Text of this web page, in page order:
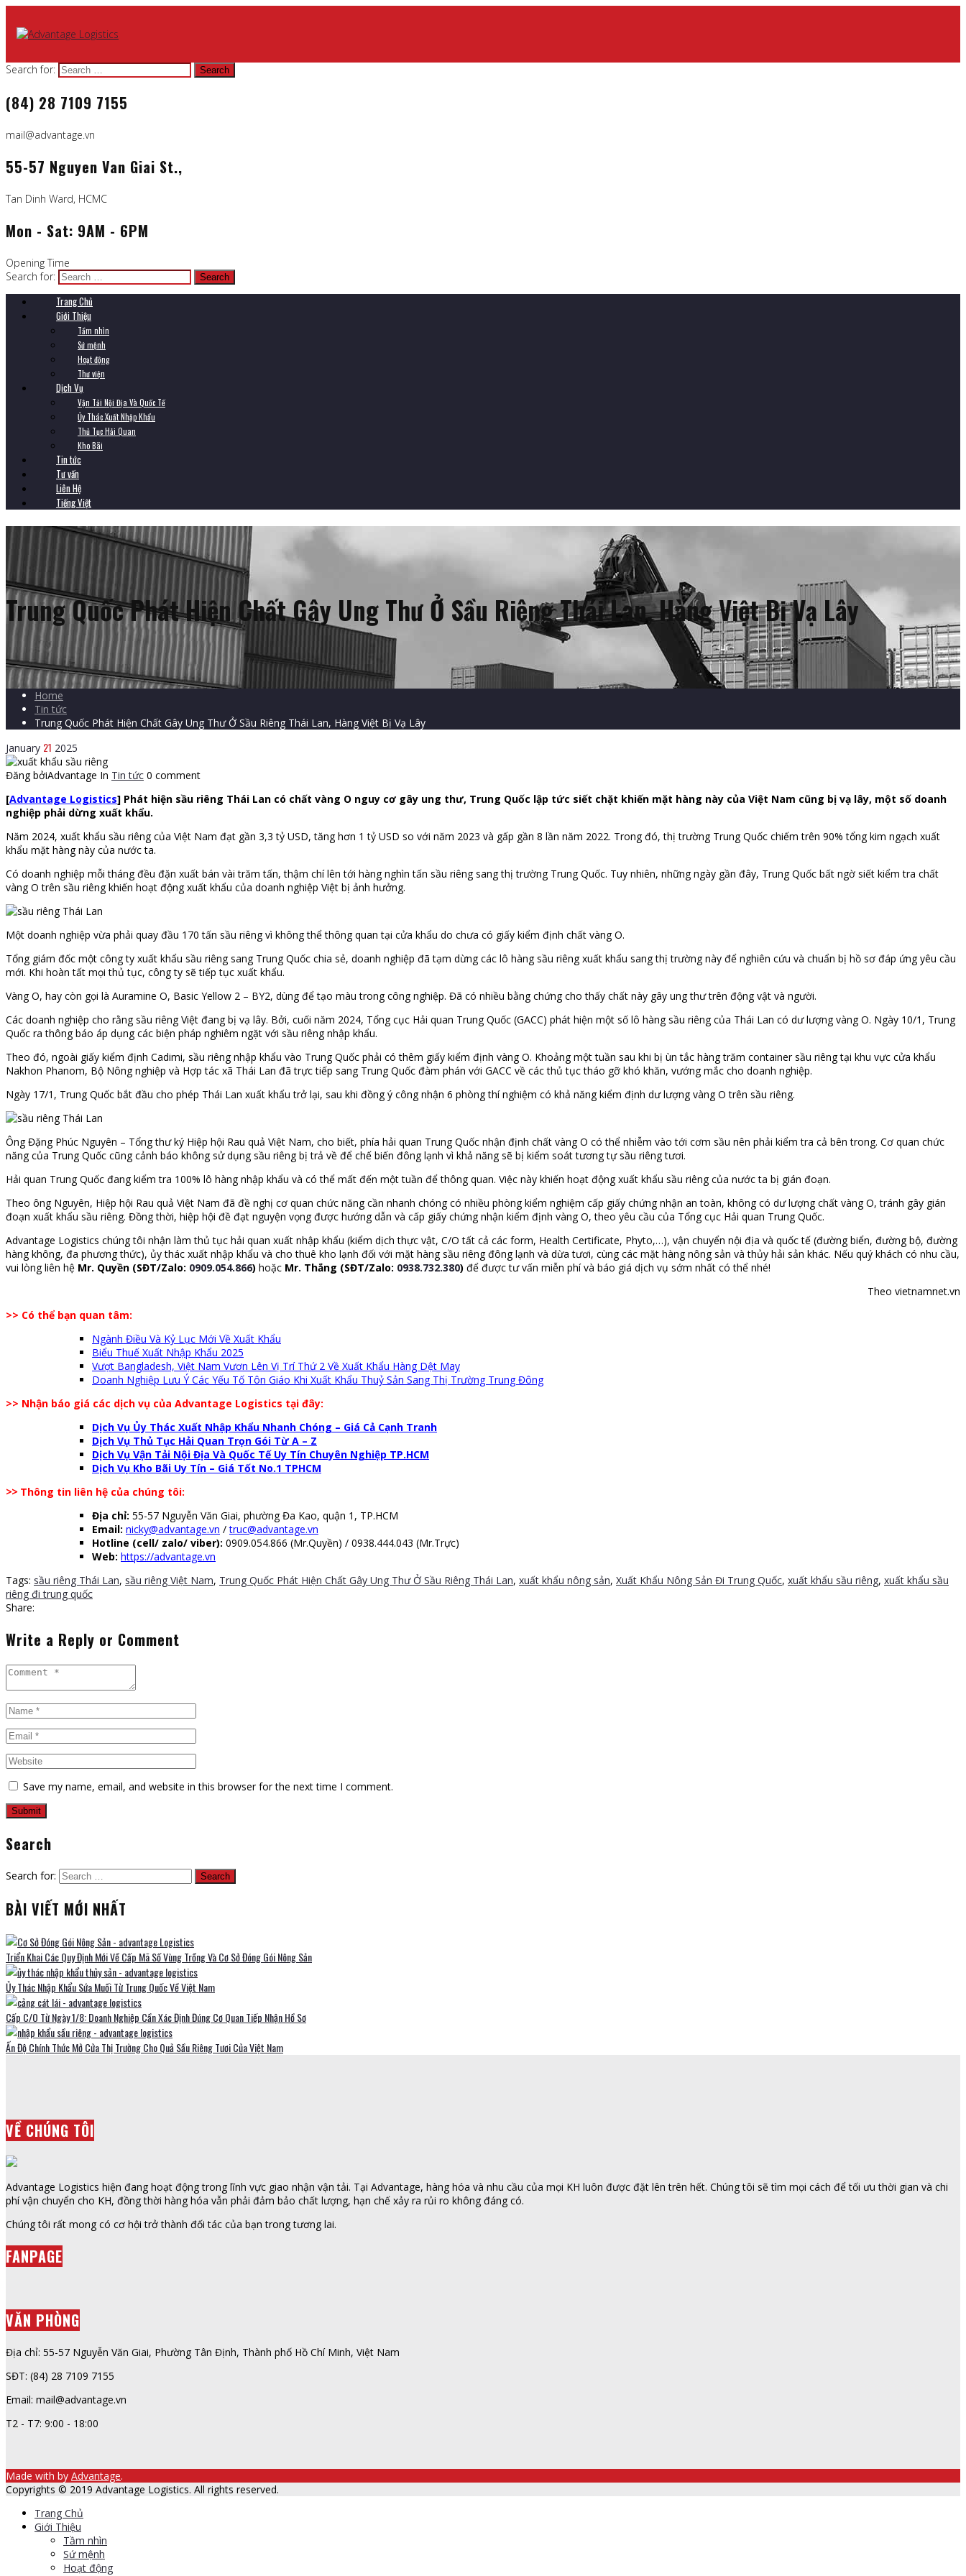
Search for:
(84) 28 7109 7155
mail@advantage.vn
55-57 Nguyen Van Giai St.,
Tan Dinh Ward, HCMC
Mon - Sat: 9AM - 6PM
Opening Time
Search for:
Trang Chủ
Giới Thiệu
Tầm nhìn
Sứ mệnh
Hoạt động
Thư viện
Dịch Vụ
Vận Tải Nội Địa Và Quốc Tế
Ủy Thác Xuất Nhập Khẩu
Thủ Tục Hải Quan
Kho Bãi
Tin tức
Tư vấn
Liên Hệ
Tiếng Việt
Trung Quốc Phát Hiện Chất Gây Ung Thư Ở Sầu Riêng Thái Lan, Hàng Việt Bị Vạ Lây
Home
Tin tức
Trung Quốc Phát Hiện Chất Gây Ung Thư Ở Sầu Riêng Thái Lan, Hàng Việt Bị Vạ Lây
January 21 2025
Đăng bởiAdvantage In Tin tức 0 comment
[Advantage Logistics] Phát hiện sầu riêng Thái Lan có chất vàng O nguy cơ gây ung thư, Trung Quốc lập tức siết chặt khiến mặt hàng này của Việt Nam cũng bị vạ lây, một số doanh
nghiệp phải dừng xuất khẩu.
Năm 2024, xuất khẩu sầu riêng của Việt Nam đạt gần 3,3 tỷ USD, tăng hơn 1 tỷ USD so với năm 2023 và gấp gần 8 lần năm 2022. Trong đó, thị trường Trung Quốc chiếm trên 90% tổng kim ngạch xuất
khẩu mặt hàng này của nước ta.
Có doanh nghiệp mỗi tháng đều đặn xuất bán vài trăm tấn, thậm chí lên tới hàng nghìn tấn sầu riêng sang thị trường Trung Quốc. Tuy nhiên, những ngày gần đây, Trung Quốc bất ngờ siết kiểm tra chất
vàng O trên sầu riêng khiến hoạt động xuất khẩu của doanh nghiệp Việt bị ảnh hưởng.
Một doanh nghiệp vừa phải quay đầu 170 tấn sầu riêng vì không thể thông quan tại cửa khẩu do chưa có giấy kiểm định chất vàng O.
Tổng giám đốc một công ty xuất khẩu sầu riêng sang Trung Quốc chia sẻ, doanh nghiệp đã tạm dừng các lô hàng sầu riêng xuất khẩu sang thị trường này để nghiên cứu và chuẩn bị hồ sơ đáp ứng yêu cầu
mới. Khi hoàn tất mọi thủ tục, công ty sẽ tiếp tục xuất khẩu.
Vàng O, hay còn gọi là Auramine O, Basic Yellow 2 – BY2, dùng để tạo màu trong công nghiệp. Đã có nhiều bằng chứng cho thấy chất này gây ung thư trên động vật và người.
Các doanh nghiệp cho rằng sầu riêng Việt đang bị vạ lây. Bởi, cuối năm 2024, Tổng cục Hải quan Trung Quốc (GACC) phát hiện một số lô hàng sầu riêng của Thái Lan có dư lượng vàng O. Ngày 10/1, Trung
Quốc ra thông báo áp dụng các biện pháp nghiêm ngặt với sầu riêng nhập khẩu.
Theo đó, ngoài giấy kiểm định Cadimi, sầu riêng nhập khẩu vào Trung Quốc phải có thêm giấy kiểm định vàng O. Khoảng một tuần sau khi bị ùn tắc hàng trăm container sầu riêng tại khu vực cửa khẩu
Nakhon Phanom, Bộ Nông nghiệp và Hợp tác xã Thái Lan đã trực tiếp sang Trung Quốc đàm phán với GACC về các thủ tục tháo gỡ khó khăn, vướng mắc cho doanh nghiệp.
Ngày 17/1, Trung Quốc bắt đầu cho phép Thái Lan xuất khẩu trở lại, sau khi đồng ý công nhận 6 phòng thí nghiệm có khả năng kiểm định dư lượng vàng O trên sầu riêng.
Ông Đặng Phúc Nguyên – Tổng thư ký Hiệp hội Rau quả Việt Nam, cho biết, phía hải quan Trung Quốc nhận định chất vàng O có thể nhiễm vào tới cơm sầu nên phải kiểm tra cả bên trong. Cơ quan chức
năng của Trung Quốc cũng cảnh báo không sử dụng sầu riêng bị trả về để chế biến đông lạnh vì khả năng sẽ bị kiểm soát tương tự sầu riêng tươi.
Hải quan Trung Quốc đang kiểm tra 100% lô hàng nhập khẩu và có thể mất đến một tuần để thông quan. Việc này khiến hoạt động xuất khẩu sầu riêng của nước ta bị gián đoạn.
Theo ông Nguyên, Hiệp hội Rau quả Việt Nam đã đề nghị cơ quan chức năng cần nhanh chóng có nhiều phòng kiểm nghiệm cấp giấy chứng nhận an toàn, không có dư lượng chất vàng O, tránh gây gián
đoạn xuất khẩu sầu riêng. Đồng thời, hiệp hội đề đạt nguyện vọng được hướng dẫn và cấp giấy chứng nhận kiểm định vàng O, theo yêu cầu của Tổng cục Hải quan Trung Quốc.
Advantage Logistics chúng tôi nhận làm thủ tục hải quan xuất nhập khẩu (kiểm dịch thực vật, C/O tất cả các form, Health Certificate, Phyto,…), vận chuyển nội địa và quốc tế (đường biển, đường bộ, đường
hàng không, đa phương thức), ủy thác xuất nhập khẩu và cho thuê kho lạnh đối với mặt hàng sầu riêng đông lạnh và dừa tươi, cùng các mặt hàng nông sản và thủy hải sản khác. Nếu quý khách có nhu cầu,
vui lòng liên hệ Mr. Quyền (SĐT/Zalo: 0909.054.866) hoặc Mr. Thắng (SĐT/Zalo: 0938.732.380) để được tư vấn miễn phí và báo giá dịch vụ sớm nhất có thể nhé!
Theo vietnamnet.vn
>> Có thể bạn quan tâm:
Ngành Điều Và Kỷ Lục Mới Về Xuất Khẩu
Biểu Thuế Xuất Nhập Khẩu 2025
Vượt Bangladesh, Việt Nam Vươn Lên Vị Trí Thứ 2 Về Xuất Khẩu Hàng Dệt May
Doanh Nghiệp Lưu Ý Các Yếu Tố Tôn Giáo Khi Xuất Khẩu Thuỷ Sản Sang Thị Trường Trung Đông
>> Nhận báo giá các dịch vụ của Advantage Logistics tại đây:
Dịch Vụ Ủy Thác Xuất Nhập Khẩu Nhanh Chóng – Giá Cả Cạnh Tranh
Dịch Vụ Thủ Tục Hải Quan Trọn Gói Từ A – Z
Dịch Vụ Vận Tải Nội Địa Và Quốc Tế Uy Tín Chuyên Nghiệp TP.HCM
Dịch Vụ Kho Bãi Uy Tín – Giá Tốt No.1 TPHCM
>> Thông tin liên hệ của chúng tôi:
Địa chỉ: 55-57 Nguyễn Văn Giai, phường Đa Kao, quận 1, TP.HCM
Email: nicky@advantage.vn / truc@advantage.vn
Hotline (cell/ zalo/ viber): 0909.054.866 (Mr.Quyền) / 0938.444.043 (Mr.Trực)
Web: https://advantage.vn
Tags: sầu riêng Thái Lan, sầu riêng Việt Nam, Trung Quốc Phát Hiện Chất Gây Ung Thư Ở Sầu Riêng Thái Lan, xuất khẩu nông sản, Xuất Khẩu Nông Sản Đi Trung Quốc, xuất khẩu sầu riêng, xuất khẩu sầu
riêng đi trung quốc
Share:
Write a Reply or Comment
Save my name, email, and website in this browser for the next time I comment.
Search
Search for:
BÀI VIẾT MỚI NHẤT
Triển Khai Các Quy Định Mới Về Cấp Mã Số Vùng Trồng Và Cơ Sở Đóng Gói Nông Sản
Ủy Thác Nhập Khẩu Sứa Muối Từ Trung Quốc Về Việt Nam
Cấp C/O Từ Ngày 1/8: Doanh Nghiệp Cần Xác Định Đúng Cơ Quan Tiếp Nhận Hồ Sơ
Ấn Độ Chính Thức Mở Cửa Thị Trường Cho Quả Sầu Riêng Tươi Của Việt Nam
VỀ CHÚNG TÔI
Advantage Logistics hiện đang hoạt động trong lĩnh vực giao nhận vận tải. Tại Advantage, hàng hóa và nhu cầu của mọi KH luôn được đặt lên trên hết. Chúng tôi sẽ tìm mọi cách để tối ưu thời gian và chi
phí vận chuyển cho KH, đồng thời hàng hóa vẫn phải đảm bảo chất lượng, hạn chế xảy ra rủi ro không đáng có.
Chúng tôi rất mong có cơ hội trở thành đối tác của bạn trong tương lai.
FANPAGE
VĂN PHÒNG
Địa chỉ: 55-57 Nguyễn Văn Giai, Phường Tân Định, Thành phố Hồ Chí Minh, Việt Nam
SĐT: (84) 28 7109 7155
Email: mail@advantage.vn
T2 - T7: 9:00 - 18:00
Made with by Advantage.
Copyrights © 2019 Advantage Logistics. All rights reserved.
Trang Chủ
Giới Thiệu
Tầm nhìn
Sứ mệnh
Hoạt động